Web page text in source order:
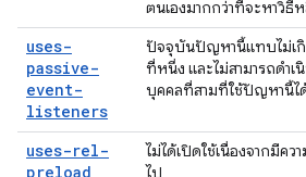
ตนเองมากกว่าที่จะหาวิธี
uses-
passive-
event-
listeners
ปัจจุบันปัญหานี้แทบไม่เ
ที่หนึ่ง และไม่สามารถดำ
บุคคลที่สามที่ใช้ปัญหานี้ไ
uses-rel-
preload
ไม่ได้เปิดใช้เนื่องจากมีคว
ไป